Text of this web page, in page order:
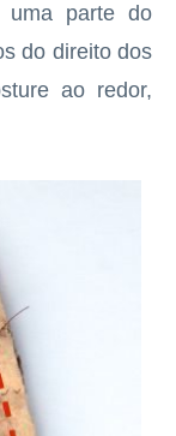
uma parte do
do direito dos
ao redor,